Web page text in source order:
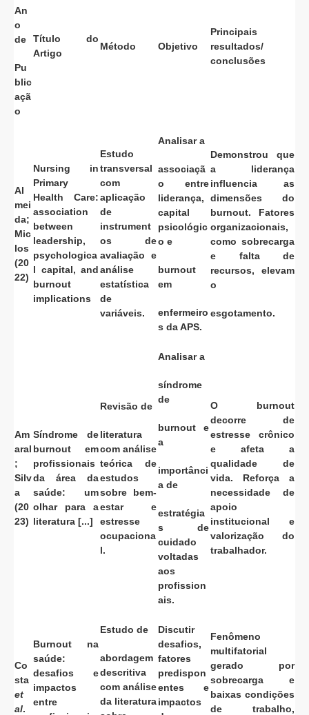
An
o
de
Pu
blic
açã
o
Título do
Artigo
Método Objetivo
Principais
resultados/
conclusões
Al
mei
da;
Mic
los
(20
22)
Nursing in
Primary
Health Care:
association
between
leadership,
psychologica
l capital, and
burnout
implications
Estudo
transversal
com
aplicação
de
instrument
os de
avaliação e
análise
estatística
de
variáveis.
Analisar a
associaçã
o entre
liderança,
capital
psicológic
o e
burnout
em
enfermeiro
s da APS.
Demonstrou que
a liderança
influencia as
dimensões do
burnout. Fatores
organizacionais,
como sobrecarga
e falta de
recursos, elevam
o
esgotamento.
Am
aral
;
Silv
a
(20
23)
Síndrome de
burnout em
profissionais
da área da
saúde: um
olhar para a
literatura [...]
Revisão de
literatura
com análise
teórica de
estudos
sobre bem-
estar e
estresse
ocupaciona
l.
Analisar a
síndrome
de
burnout e
a
importânci
a de
estratégia
s de
cuidado
voltadas
aos
profission
ais.
O burnout
decorre de
estresse crônico
e afeta a
qualidade de
vida. Reforça a
necessidade de
apoio
institucional e
valorização do
trabalhador.
Co
sta
et
al.
Burnout na
saúde:
desafios e
impactos
entre
Estudo de
abordagem
descritiva
com análise
da literatura
Discutir
desafios,
fatores
predispon
entes e
impactos
Fenômeno
multifatorial
gerado por
sobrecarga e
baixas condições
de trabalho,